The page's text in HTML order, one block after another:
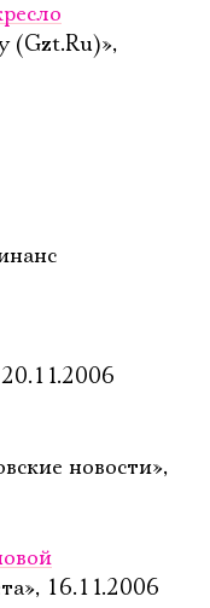
(Gzt.Ru)»,
новости»,
16.11.2006